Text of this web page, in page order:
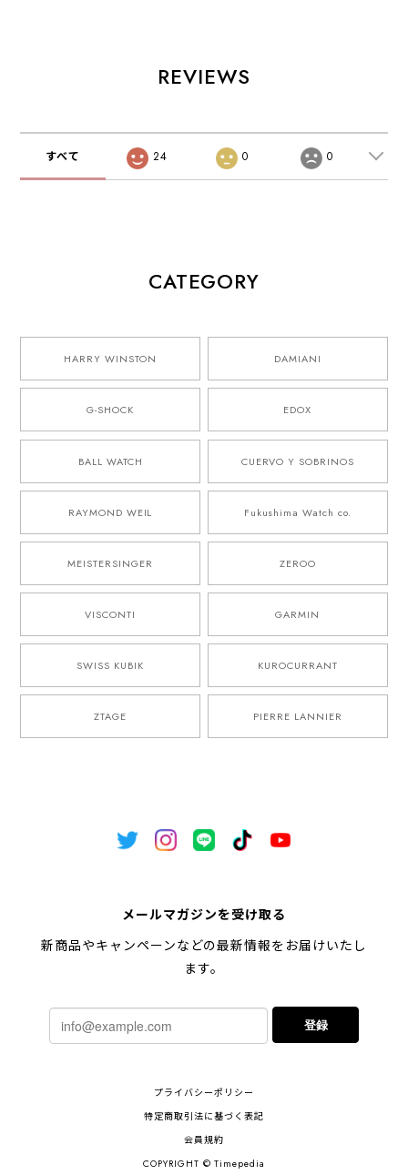
REVIEWS
すべて 24 0 0
CATEGORY
HARRY WINSTON DAMIANI
G-SHOCK EDOX
BALL WATCH CUERVO Y SOBRINOS
RAYMOND WEIL Fukushima Watch co.
MEISTERSINGER ZEROO
VISCONTI GARMIN
SWISS KUBIK KUROCURRANT
ZTAGE PIERRE LANNIER
メールマガジンを受け取る
新商品やキャンペーンなどの最新情報をお届けいたし
ます。
登録
プライバシーポリシー
特定商取引法に基づく表記
会員規約
COPYRIGHT © Timepedia